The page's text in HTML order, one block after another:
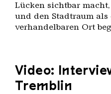
Lücken sichtbar
und den Stadtraum als
verhandelbaren Ort
Video:
Tremblin